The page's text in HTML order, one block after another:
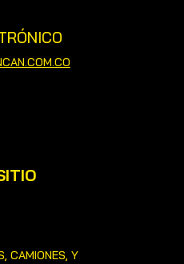
CAMIONES, Y